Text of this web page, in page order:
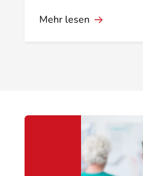
Mehr lesen